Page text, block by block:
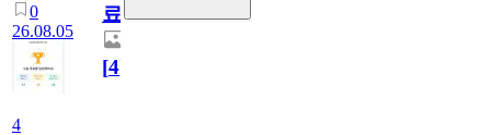
0
26.08.05
4
료
[4]